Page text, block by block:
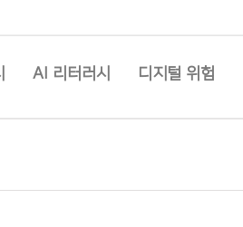
AI 리터러시 디지털 위험